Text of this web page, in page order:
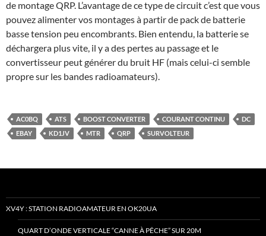
de montage QRP. L’avantage de ce type de circuit c’est que vous
pouvez alimenter vos montages à partir de pack de batterie
basse tension peu encombrants. Bien entendu, la batterie se
déchargera plus vite, il y a des pertes au passage et le
convertisseur peut générer du bruit HF (mais celui-ci semble
propre sur les bandes radioamateurs).
AC0BQ ATS BOOST CONVERTER COURANT CONTINU
DC
EBAY
KD1JV MTR QRP SURVOLTEUR
XV4Y : STATION RADIOAMATEUR EN OK20UA
QUART D’ONDE VERTICALE “CANNE À PÊCHE” SUR 20M